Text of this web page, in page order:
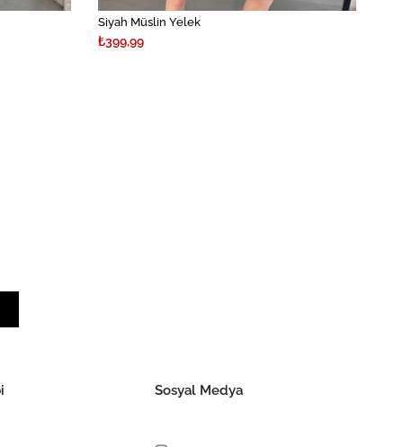
Siyah Müslin Yelek
₺399,99
Sosyal Medya